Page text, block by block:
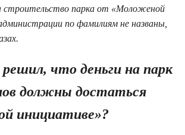
строительство парка от «Моложеной
по фамилиям не названы,
что деньги на парк
должны достаться
инициативе»?